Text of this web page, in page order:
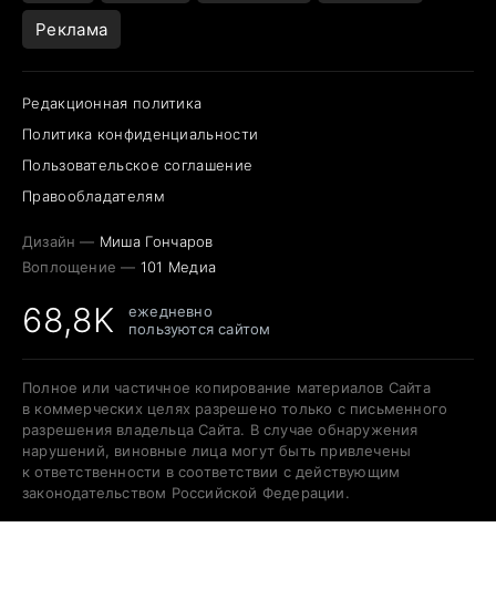
Реклама
Редакционная политика
Политика конфиденциальности
Пользовательское соглашение
Правообладателям
Дизайн — Миша Гончаров
Воплощение — 101 Медиа
68,8K
ежедневно
пользуются сайтом
Полное или частичное копирование материалов Сайта
в коммерческих целях разрешено только с письменного
разрешения владельца Сайта. В случае обнаружения
нарушений, виновные лица могут быть привлечены
к ответственности в соответствии с действующим
законодательством Российской Федерации.